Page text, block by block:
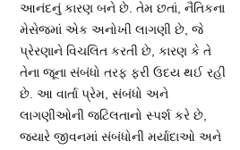
આનંદનું કારણ બને છે. તેમ છતાં, નૈતિકના
મેસેજમાં એક અનોખી લાગણી છે, જે
પ્રેરણાને વિચલિત કરતી છે, કારણ કે તે
તેના જૂના સંબંધો તરફ ફરી ઉદય થઈ રહી
છે. આ વાર્તા પ્રેમ, સંબંધો અને
લાગણીઓની જટિલતાનો સ્પર્શ કરે છે,
જ્યારે જીવનમાં સંબંધોની મર્યાદાઓ અને